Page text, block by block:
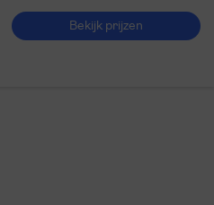
Bekijk prijzen